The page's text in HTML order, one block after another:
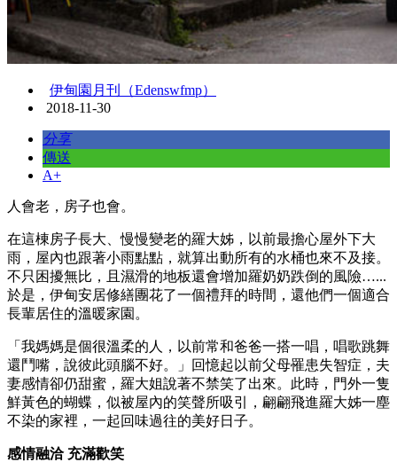
伊甸園月刊（Edenswfmp）
2018-11-30
分享
傳送
A+
人會老，房子也會。
在這棟房子長大、慢慢變老的羅大姊，以前最擔心屋外下大
雨，屋內也跟著小雨點點，就算出動所有的水桶也來不及接。
不只困擾無比，且濕滑的地板還會增加羅奶奶跌倒的風險…...
於是，伊甸安居修繕團花了一個禮拜的時間，還他們一個適合
長輩居住的溫暖家園。
「我媽媽是個很溫柔的人，以前常和爸爸一搭一唱，唱歌跳舞
還鬥嘴，說彼此頭腦不好。」回憶起以前父母罹患失智症，夫
妻感情卻仍甜蜜，羅大姐說著不禁笑了出來。此時，門外一隻
鮮黃色的蝴蝶，似被屋內的笑聲所吸引，翩翩飛進羅大姊一塵
不染的家裡，一起回味過往的美好日子。
感情融洽 充滿歡笑